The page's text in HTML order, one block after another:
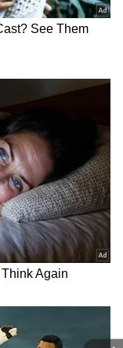
, டிவி
,
ஏஷ்யாநெட்
பிரிவை
உலகின்